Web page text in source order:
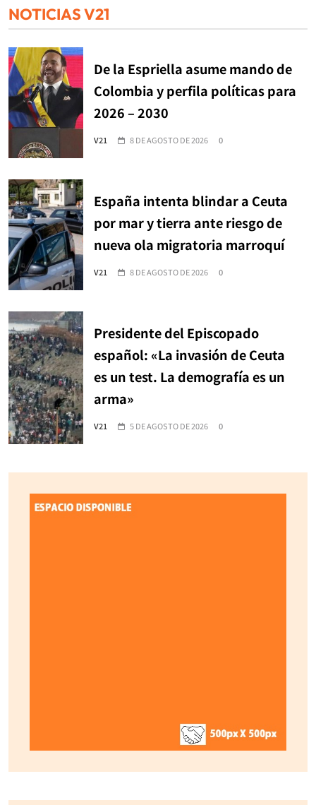
NOTICIAS V21
De la Espriella asume mando de
Colombia y perfila políticas para
2026 – 2030
V21 8 DE AGOSTO DE 2026 0
España intenta blindar a Ceuta
por mar y tierra ante riesgo de
nueva ola migratoria marroquí
V21 8 DE AGOSTO DE 2026 0
Presidente del Episcopado
español: «La invasión de Ceuta
es un test. La demografía es un
arma»
V21 5 DE AGOSTO DE 2026 0